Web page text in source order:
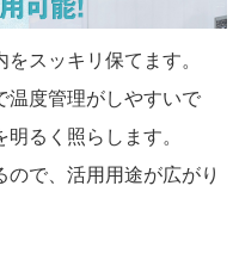
スッキリ保てます。
温度管理がしやすいで
るく照らします。
で、活用用途が広がり